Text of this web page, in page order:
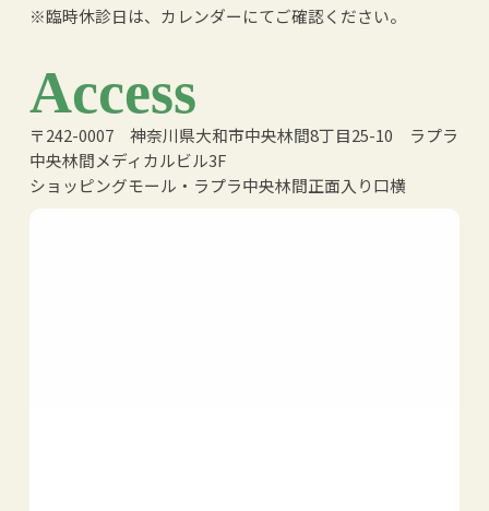
※臨時休診日は、カレンダーにてご確認ください。
Access
〒242-0007 神奈川県大和市中央林間8丁目25-10 ラプラ
中央林間メディカルビル3F
ショッピングモール・ラプラ中央林間正面入り口横